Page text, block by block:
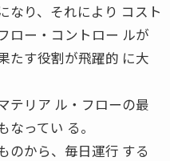
なり、それにより コスト
ロー・コントロー ルが
たす役割が飛躍的 に大
テリア ル・フローの最
ってい る。
のから、毎日運行 する